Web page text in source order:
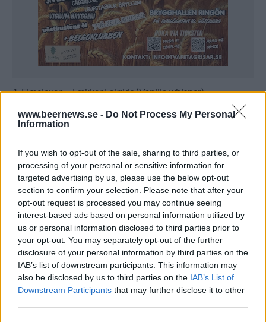
www.beernews.se - Do Not Process My Personal
Information
If you wish to opt-out of the sale, sharing to third parties, or
processing of your personal or sensitive information for
targeted advertising by us, please use the below opt-out
section to confirm your selection. Please note that after your
opt-out request is processed you may continue seeing
interest-based ads based on personal information utilized by
us or personal information disclosed to third parties prior to
your opt-out. You may separately opt-out of the further
disclosure of your personal information by third parties on the
IAB’s list of downstream participants. This information may
also be disclosed by us to third parties on the IAB’s List of
Downstream Participants that may further disclose it to other
1. Elmeleven – Lækker Lakrids (Vanilla whisper)
3. Sebastian Jonsson – New England IPA
Årets rookie: Elmeleven
Domarnas val: